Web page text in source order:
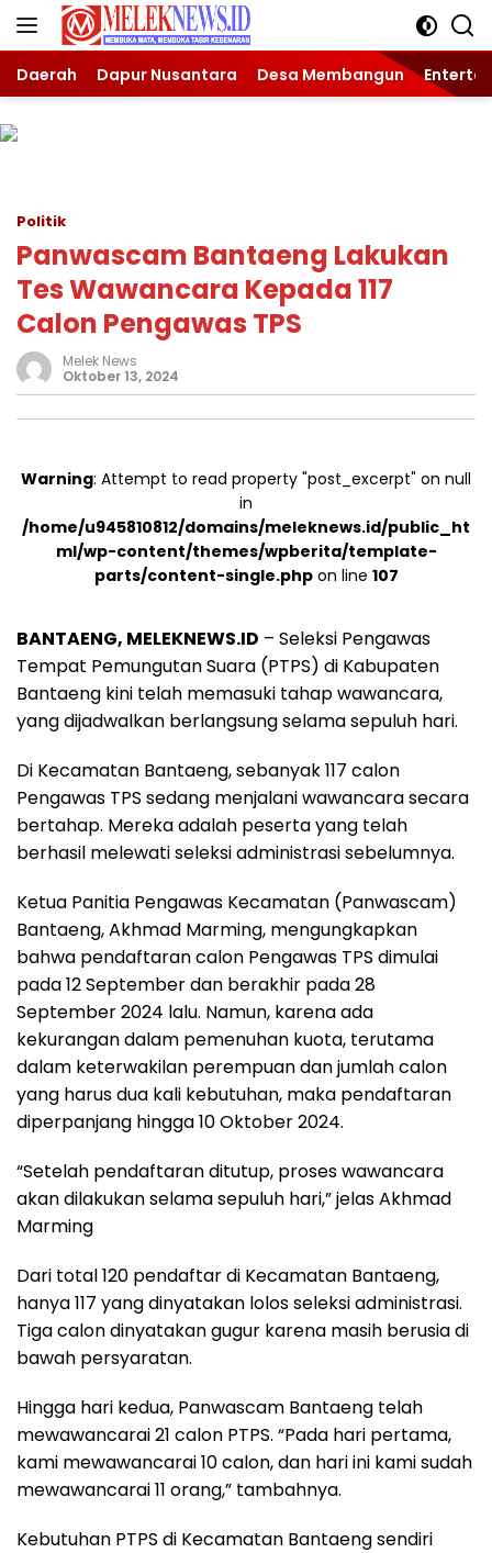
Langsung
Daerah Dapur Nusantara Desa Membangun
Politik
Panwascam Bantaeng Lakukan
Tes Wawancara Kepada 117
Calon Pengawas TPS
Melek News
Oktober 13, 2024
Warning: Attempt to read property "post_excerpt" on null
in
/home/u945810812/domains/meleknews.id/public_ht
ml/wp-content/themes/wpberita/template-
parts/content-single.phpon line 107
BANTAENG, MELEKNEWS.ID – Seleksi Pengawas
Tempat Pemungutan Suara (PTPS) di Kabupaten
Bantaeng kini telah memasuki tahap wawancara,
yang dijadwalkan berlangsung selama sepuluh hari.
Di Kecamatan Bantaeng, sebanyak 117 calon
Pengawas TPS sedang menjalani wawancara secara
bertahap. Mereka adalah peserta yang telah
berhasil melewati seleksi administrasi sebelumnya.
Ketua Panitia Pengawas Kecamatan (Panwascam)
Bantaeng, Akhmad Marming, mengungkapkan
bahwa pendaftaran calon Pengawas TPS dimulai
pada 12 September dan berakhir pada 28
September 2024 lalu. Namun, karena ada
kekurangan dalam pemenuhan kuota, terutama
dalam keterwakilan perempuan dan jumlah calon
yang harus dua kali kebutuhan, maka pendaftaran
diperpanjang hingga 10 Oktober 2024.
“Setelah pendaftaran ditutup, proses wawancara
akan dilakukan selama sepuluh hari,” jelas Akhmad
Marming
Dari total 120 pendaftar di Kecamatan Bantaeng,
hanya 117 yang dinyatakan lolos seleksi administrasi.
Tiga calon dinyatakan gugur karena masih berusia di
bawah persyaratan.
Hingga hari kedua, Panwascam Bantaeng telah
mewawancarai 21 calon PTPS. “Pada hari pertama,
kami mewawancarai 10 calon, dan hari ini kami sudah
mewawancarai 11 orang,” tambahnya.
Kebutuhan PTPS di Kecamatan Bantaeng sendiri